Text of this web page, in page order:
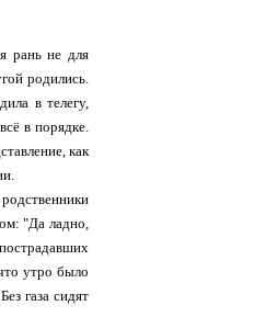
рань не для
родились.
в телегу,
в порядке.
как
"Да ладно,
утро было
газа сидят